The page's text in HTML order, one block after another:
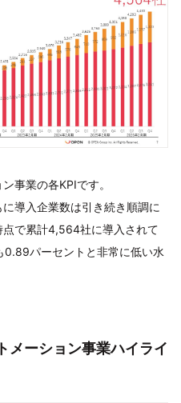
事業の各KPIです。
導入企業数は引き続き順調に
で累計4,564社に導入されて
0.89パーセントと非常に低い水
メーション事業ハイライ